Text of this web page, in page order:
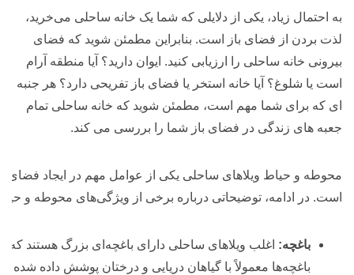
به احتمال زیاد، یکی از دلایلی که شما یک خانه ساحلی می‌خرید،
لذت بردن از فضای باز است. بنابراین مطمئن شوید که فضای
بیرونی خانه ساحلی را ارزیابی کنید. ایوان دارید؟ آیا منطقه آرام
است یا شلوغ؟ آیا خانه استخر یا فضای باز تفریحی دارد؟ هر جنبه
ای که برای شما مهم است، مطمئن شوید که خانه ساحلی تمام
جعبه های زندگی در فضای باز شما را بررسی می کند.
محوطه و حیاط ویلاهای ساحلی یکی از عوامل مهم در ایجاد فضای
است. در ادامه، توضیحاتی درباره برخی از ویژگی‌های محوطه و
باغچه: اغلب ویلاهای ساحلی دارای باغچه‌ای بزرگ هستند که
باغچه‌ها معمولاً با گیاهان دریایی و درختان پوشش داده